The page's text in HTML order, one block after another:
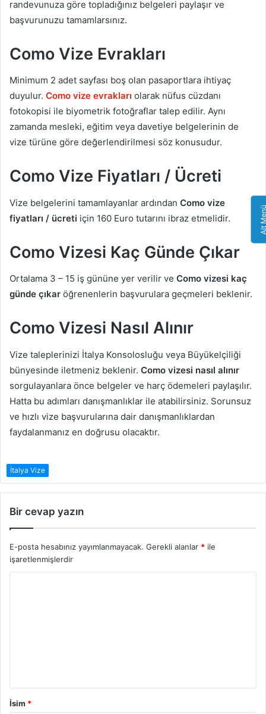
randevunuza göre topladığınız belgeleri paylaşır ve
başvurunuzu tamamlarsınız.
Como Vize Evrakları
Minimum 2 adet sayfası boş olan pasaportlara ihtiyaç
duyulur. Como vize evrakları olarak nüfus cüzdanı
fotokopisi ile biyometrik fotoğraflar talep edilir. Aynı
zamanda mesleki, eğitim veya davetiye belgelerinin de
vize türüne göre değerlendirilmesi söz konusudur.
Como Vize Fiyatları / Ücreti
Vize belgelerini tamamlayanlar ardından Como vize
fiyatları / ücreti için 160 Euro tutarını ibraz etmelidir.
Como Vizesi Kaç Günde Çıkar
Ortalama 3 – 15 iş gününe yer verilir ve Como vizesi kaç
günde çıkar öğrenenlerin başvurulara geçmeleri beklenir.
Como Vizesi Nasıl Alınır
Vize taleplerinizi İtalya Konsolosluğu veya Büyükelçiliği
bünyesinde iletmeniz beklenir. Como vizesi nasıl alınır
sorgulayanlara önce belgeler ve harç ödemeleri paylaşılır.
Hatta bu adımları danışmanlıklar ile atabilirsiniz. Sorunsuz
ve hızlı vize başvurularına dair danışmanlıklardan
faydalanmanız en doğrusu olacaktır.
İtalya Vize
Bir cevap yazın
E-posta hesabınız yayımlanmayacak. Gerekli alanlar * ile
işaretlenmişlerdir
İsim *
Alt